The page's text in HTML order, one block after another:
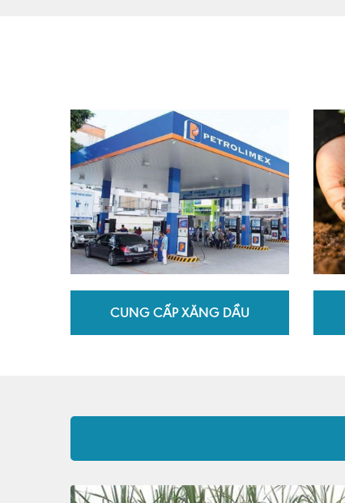
CUNG CẤP XĂNG DẦU